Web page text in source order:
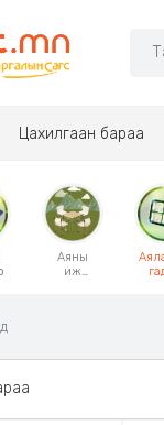
Цахилгаан бараа
Аяны
иж